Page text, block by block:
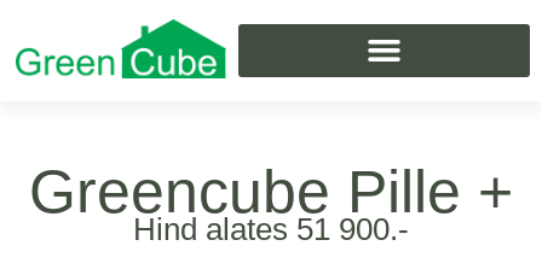
content
Greencube Pille +
Hind alates 51 900.-